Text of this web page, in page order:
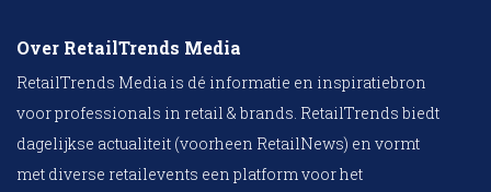
Over RetailTrends Media
RetailTrends Media is dé informatie en inspiratiebron
voor professionals in retail & brands. RetailTrends biedt
dagelijkse actualiteit (voorheen RetailNews) en vormt
met diverse retailevents een platform voor het